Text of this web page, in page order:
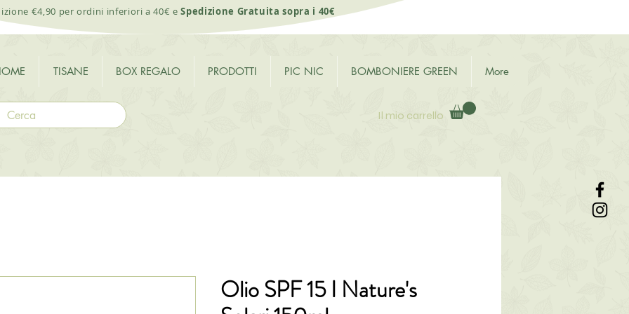
TISANE BOX REGALO PRODOTTI PIC NIC BOMBONIERE GREEN More
Il mio carrello
€4,90 per ordini inferiori a 40€ eSpedizione Gratuita sopra i 40€
Olio SPF 15 I Nature's